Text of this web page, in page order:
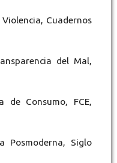
Cuadernos
del Mal,
de Consumo, FCE,
Posmoderna, Siglo